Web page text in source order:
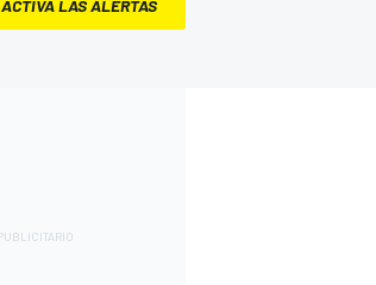
ACTIVA LAS ALERTAS